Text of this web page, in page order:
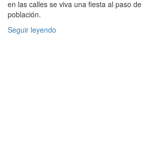
en las calles se viva una fiesta al paso
población.
Seguir leyendo